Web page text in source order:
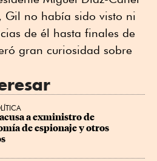
Gil no había sido visto ni
de él hasta finales de
gran curiosidad sobre
a exministro de
de espionaje y otros